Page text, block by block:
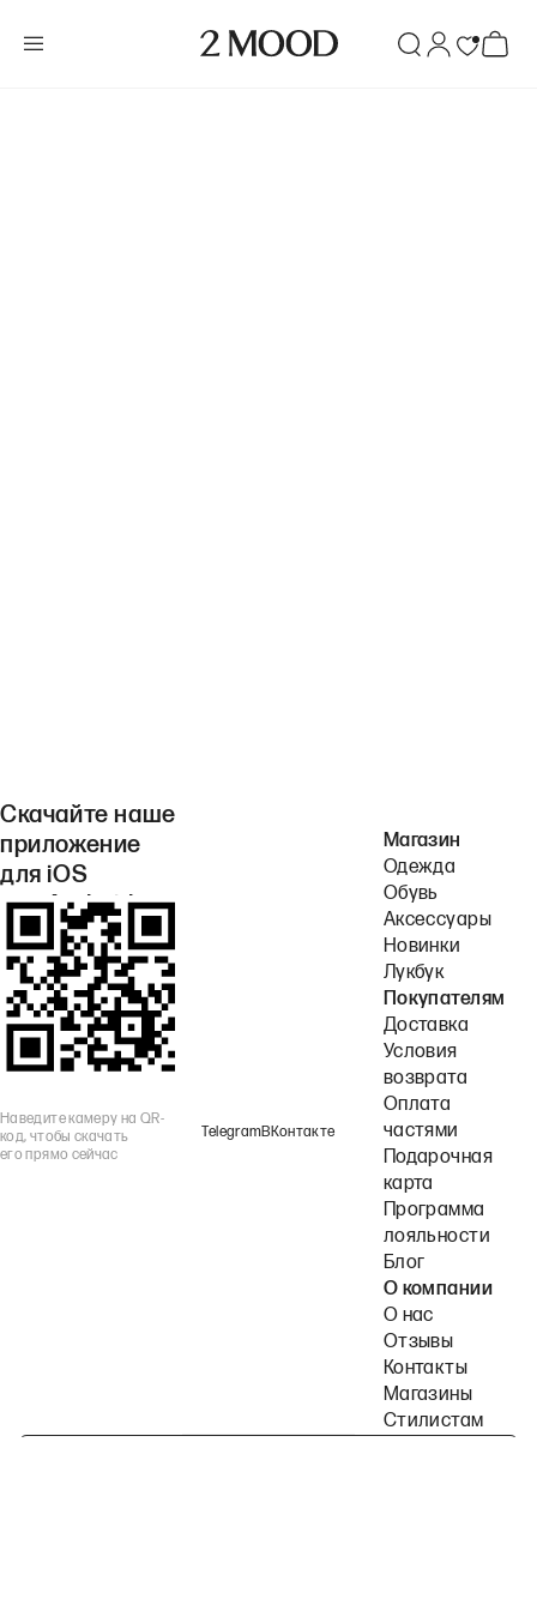
Скачайте наше
приложение
для iOS
или Android.
Наведите камеру на QR-
код, чтобы скачать
его прямо сейчас
TelegramВКонтакте
Магазин
Одежда
Обувь
Аксессуары
Новинки
Лукбук
Покупателям
Доставка
Условия
возврата
Оплата
частями
Подарочная
карта
Программа
лояльности
Блог
О компании
О нас
Отзывы
Контакты
Магазины
Стилистам